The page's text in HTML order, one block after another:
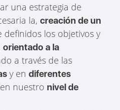
una estrategia de
la,creación de un
definidos los objetivos y
orientado a la
a través de las
y endiferentes
nuestronivel de